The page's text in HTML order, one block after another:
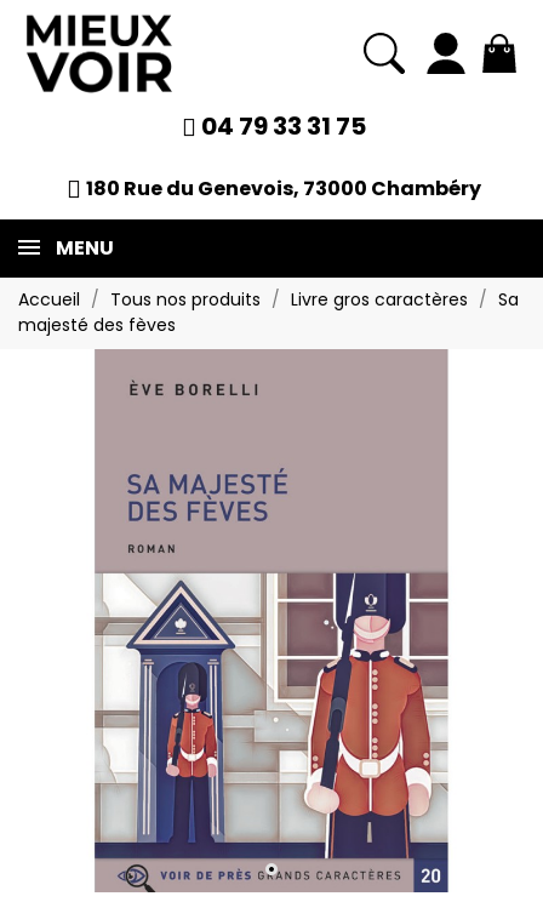
04 79 33 31 75
180 Rue du Genevois, 73000 Chambéry
MENU
Accueil Tous nos produits Livre gros caractères
Sa
majesté des fèves